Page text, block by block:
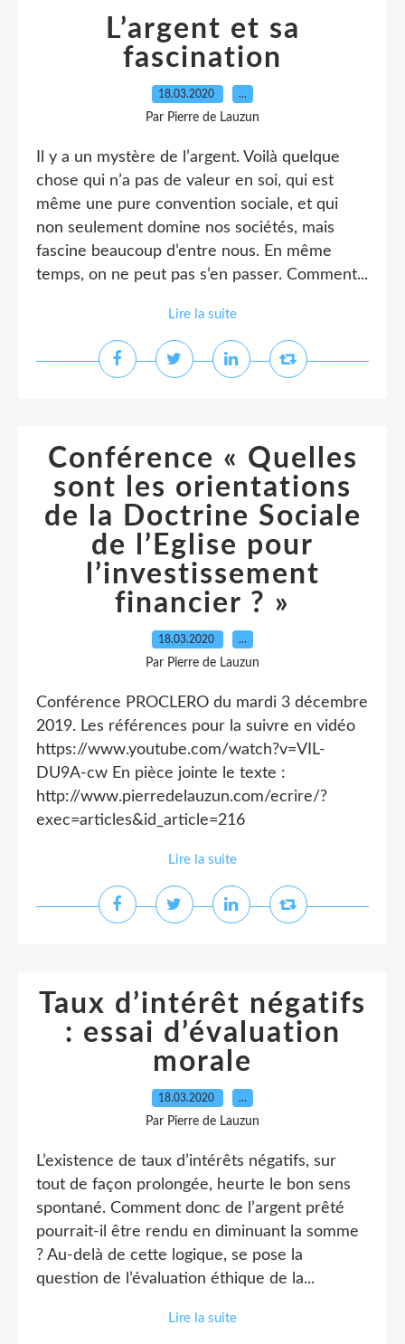
L’argent et sa
fascination
18.03.2020 …
Par Pierre de Lauzun
Il y a un mystère de l’argent. Voilà quelque
chose qui n’a pas de valeur en soi, qui est
même une pure convention sociale, et qui
non seulement domine nos sociétés, mais
fascine beaucoup d’entre nous. En même
temps, on ne peut pas s’en passer. Comment...
Lire la suite
Conférence « Quelles
sont les orientations
de la Doctrine Sociale
de l’Eglise pour
l’investissement
financier ? »
18.03.2020 …
Par Pierre de Lauzun
Conférence PROCLERO du mardi 3 décembre
2019. Les références pour la suivre en vidéo
https://www.youtube.com/watch?v=VIL-
DU9A-cw En pièce jointe le texte :
http://www.pierredelauzun.com/ecrire/?
exec=articles&id_article=216
Lire la suite
Taux d’intérêt négatifs
: essai d’évaluation
morale
18.03.2020 …
Par Pierre de Lauzun
L’existence de taux d’intérêts négatifs, sur
tout de façon prolongée, heurte le bon sens
spontané. Comment donc de l’argent prêté
pourrait-il être rendu en diminuant la somme
? Au-delà de cette logique, se pose la
question de l’évaluation éthique de la...
Lire la suite